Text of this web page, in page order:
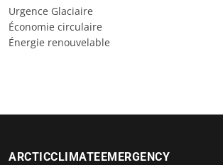
Urgence Glaciaire
Économie circulaire
Énergie renouvelable
ARCTICCLIMATEEMERGENCY